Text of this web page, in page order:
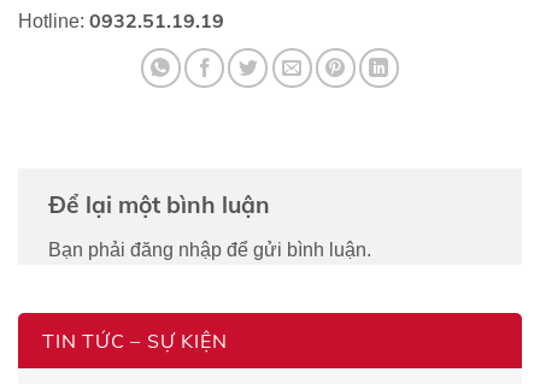
TIN TỨC – SỰ KIỆN
Hotline: 0932.51.19.19
Để lại một bình luận
Bạn phải đăng nhập để gửi bình luận.